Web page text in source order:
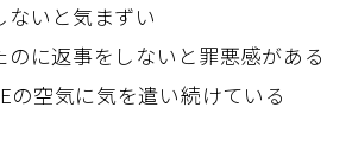
いと気まずい
に返事をしないと罪悪感がある
の空気に気を遣い続けている